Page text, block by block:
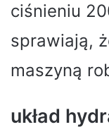
ciśnieniu
sprawiają,
maszyną
układ